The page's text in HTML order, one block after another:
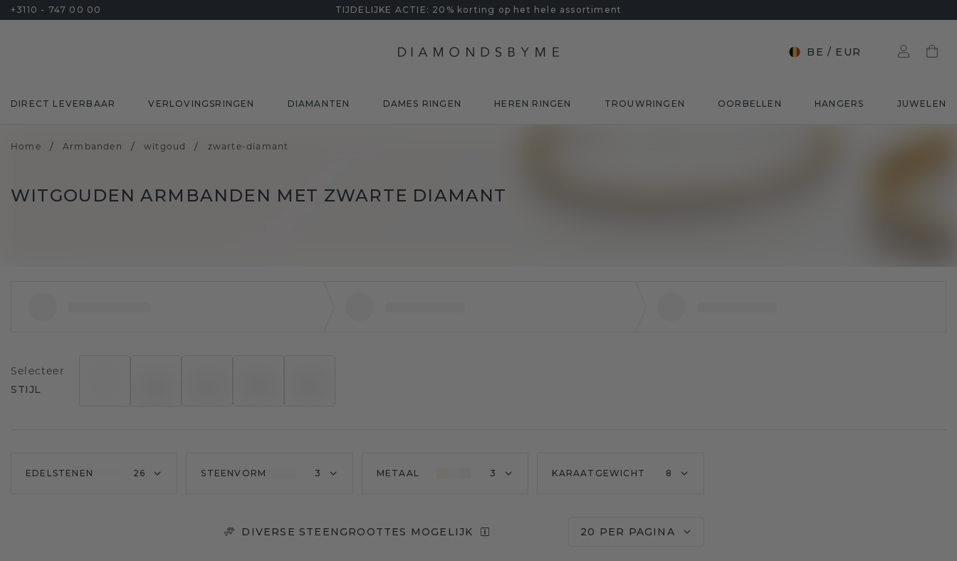
+3110 - 747 00 00 TIJDELIJKE ACTIE: 20% korting op het hele assortiment
BE / EUR
DIRECT LEVERBAAR VERLOVINGSRINGEN DIAMANTEN DAMES RINGEN HEREN RINGEN TROUWRINGEN OORBELLEN HANGERS JUWELEN
Home / Armbanden / witgoud / zwarte-diamant
WITGOUDEN ARMBANDEN MET ZWARTE DIAMANT
Selecteer
STIJL
EDELSTENEN 26 STEENVORM 3 METAAL 3 KARAATGEWICHT 8
DIVERSE STEENGROOTTES MOGELIJK 20 PER PAGINA